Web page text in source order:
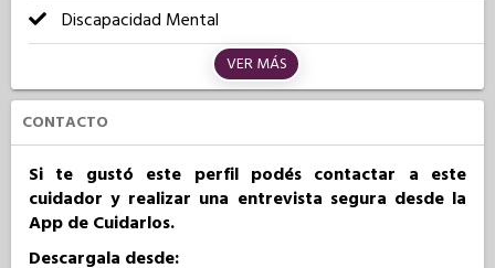
Discapacidad Mental
VER MÁS
CONTACTO
Si te gustó este perfil podés contactar a este
cuidador y realizar una entrevista segura desde la
App de Cuidarlos.
Descargala desde: